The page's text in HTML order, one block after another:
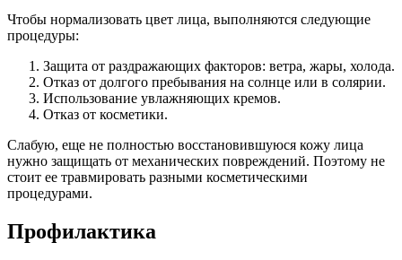
Чтобы нормализовать цвет лица, выполняются следующие
процедуры:
Защита от раздражающих факторов: ветра, жары, холода.
Отказ от долгого пребывания на солнце или в солярии.
Использование увлажняющих кремов.
Отказ от косметики.
Слабую, еще не полностью восстановившуюся кожу лица
нужно защищать от механических повреждений. Поэтому не
стоит ее травмировать разными косметическими
процедурами.
Профилактика